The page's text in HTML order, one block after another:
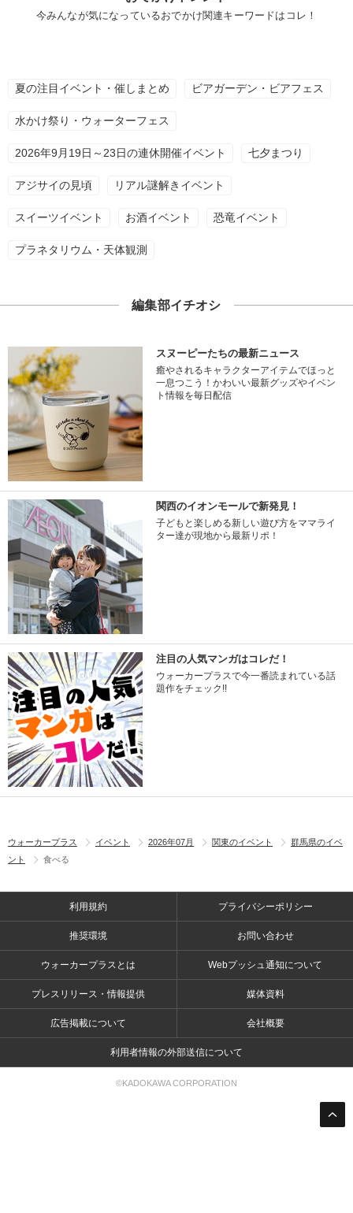
今みんなが気になっているおでかけ関連キーワードはコレ！
夏の注目イベント・催しまとめ ビアガーデン・ビアフェス
水かけ祭り・ウォーターフェス
2026年9月19日～23日の連休開催イベント 七夕まつり
アジサイの見頃 リアル謎解きイベント
スイーツイベント お酒イベント 恐竜イベント
プラネタリウム・天体観測
編集部イチオシ
スヌーピーたちの最新ニュース
癒やされるキャラクターアイテムでほっと
一息つこう！かわいい最新グッズやイベン
ト情報を毎日配信
関西のイオンモールで新発見！
子どもと楽しめる新しい遊び方をママライ
ター達が現地から最新リポ！
注目の人気マンガはコレだ！
ウォーカープラスで今一番読まれている話
題作をチェック!!
ウォーカープラス イベント 2026年07月 関東のイベント
群馬県のイベ
ント
食べる
利用規約 プライバシーポリシー
推奨環境 お問い合わせ
ウォーカープラスとは Webプッシュ通知について
プレスリリース・情報提供 媒体資料
広告掲載について 会社概要
利用者情報の外部送信について
©KADOKAWA CORPORATION